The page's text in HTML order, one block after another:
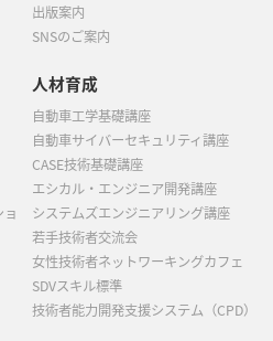
出版案内
SNSのご案内
人材育成
自動車工学基礎講座
自動車サイバーセキュリティ講座
CASE技術基礎講座
エシカル・エンジニア開発講座
システムズエンジニアリング講座
若手技術者交流会
女性技術者ネットワーキングカフェ
SDVスキル標準
技術者能力開発支援システム（CPD）